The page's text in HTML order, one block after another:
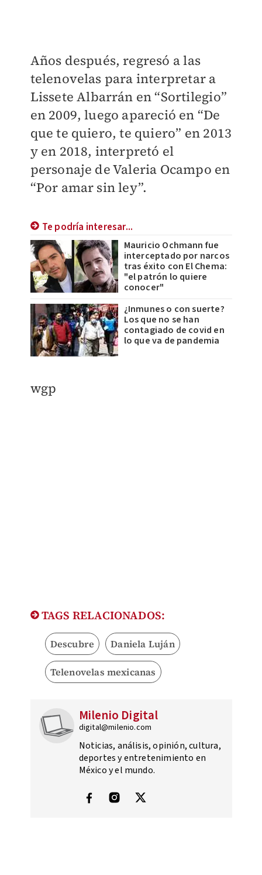
Años después, regresó a las
telenovelas para interpretar a
Lissete Albarrán en “Sortilegio”
en 2009, luego apareció en “De
que te quiero, te quiero” en 2013
y en 2018, interpretó el
personaje de Valeria Ocampo en
“Por amar sin ley”.
Te podría interesar...
Mauricio Ochmann fue
interceptado por narcos
tras éxito con El Chema:
"el patrón lo quiere
conocer"
¿Inmunes o con suerte?
Los que no se han
contagiado de covid en
lo que va de pandemia
wgp
TAGS RELACIONADOS:
Descubre Daniela Luján
Telenovelas mexicanas
Milenio Digital
digital@milenio.com
Noticias, análisis, opinión, cultura,
deportes y entretenimiento en
México y el mundo.